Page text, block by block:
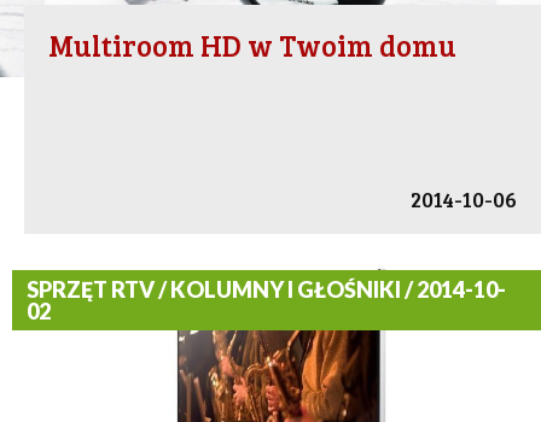
Multiroom HD w Twoim domu
2014-10-06
SPRZĘT RTV / KOLUMNY I GŁOŚNIKI / 2014-10-
02